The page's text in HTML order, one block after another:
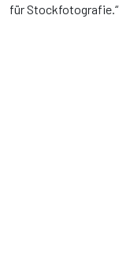
für Stockfotografie.“